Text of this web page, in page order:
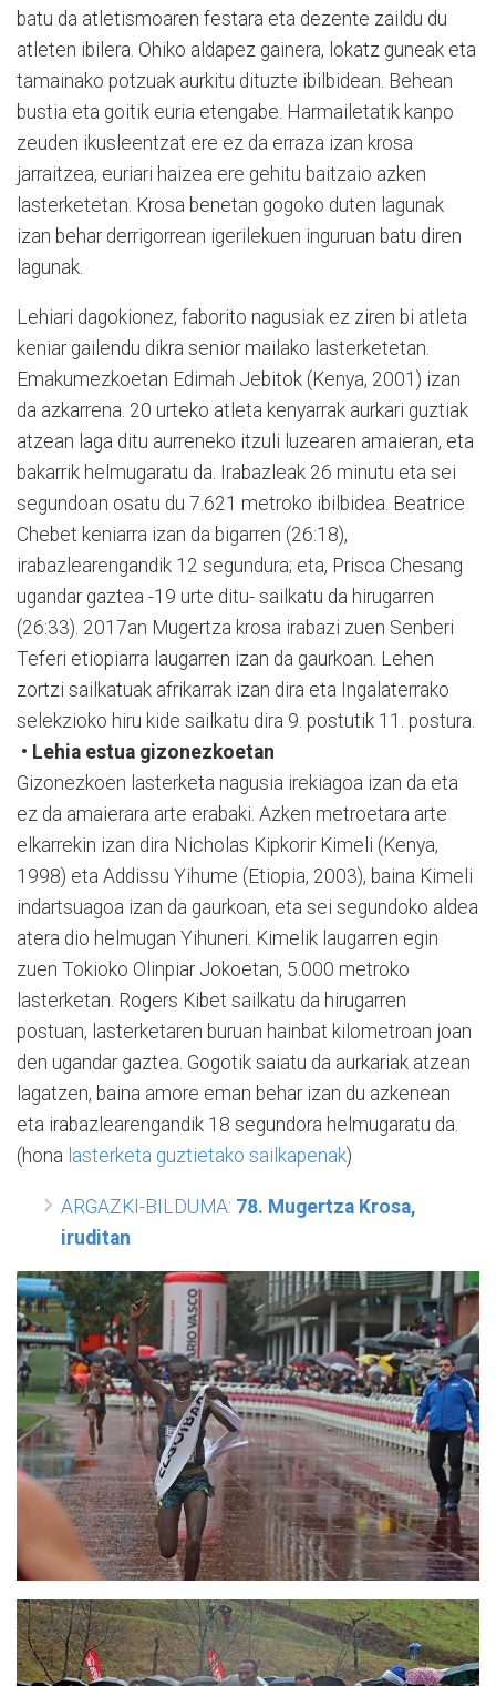
batu da atletismoaren festara eta dezente zaildu du
atleten ibilera. Ohiko aldapez gainera, lokatz guneak eta
tamainako potzuak aurkitu dituzte ibilbidean. Behean
bustia eta goitik euria etengabe. Harmailetatik kanpo
zeuden ikusleentzat ere ez da erraza izan krosa
jarraitzea, euriari haizea ere gehitu baitzaio azken
lasterketetan. Krosa benetan gogoko duten lagunak
izan behar derrigorrean igerilekuen inguruan batu diren
lagunak.
Lehiari dagokionez, faborito nagusiak ez ziren bi atleta
keniar gailendu dikra senior mailako lasterketetan.
Emakumezkoetan Edimah Jebitok (Kenya, 2001) izan
da azkarrena. 20 urteko atleta kenyarrak aurkari guztiak
atzean laga ditu aurreneko itzuli luzearen amaieran, eta
bakarrik helmugaratu da. Irabazleak 26 minutu eta sei
segundoan osatu du 7.621 metroko ibilbidea. Beatrice
Chebet keniarra izan da bigarren (26:18),
irabazlearengandik 12 segundura; eta, Prisca Chesang
ugandar gaztea -19 urte ditu- sailkatu da hirugarren
(26:33). 2017an Mugertza krosa irabazi zuen Senberi
Teferi etiopiarra laugarren izan da gaurkoan. Lehen
zortzi sailkatuak afrikarrak izan dira eta Ingalaterrako
selekzioko hiru kide sailkatu dira 9. postutik 11. postura.
• Lehia estua gizonezkoetan
Gizonezkoen lasterketa nagusia irekiagoa izan da eta
ez da amaierara arte erabaki. Azken metroetara arte
elkarrekin izan dira Nicholas Kipkorir Kimeli (Kenya,
1998) eta Addissu Yihume (Etiopia, 2003), baina Kimeli
indartsuagoa izan da gaurkoan, eta sei segundoko aldea
atera dio helmugan Yihuneri. Kimelik laugarren egin
zuen Tokioko Olinpiar Jokoetan, 5.000 metroko
lasterketan. Rogers Kibet sailkatu da hirugarren
postuan, lasterketaren buruan hainbat kilometroan joan
den ugandar gaztea. Gogotik saiatu da aurkariak atzean
lagatzen, baina amore eman behar izan du azkenean
eta irabazlearengandik 18 segundora helmugaratu da.
(hona lasterketa guztietako sailkapenak)
ARGAZKI-BILDUMA: 78. Mugertza Krosa,
iruditan